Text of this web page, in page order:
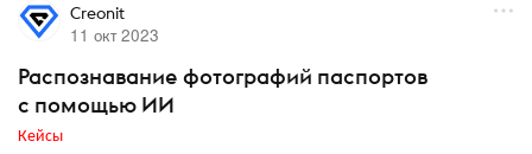
Creonit
11 окт 2023
Распознавание фотографий паспортов
с помощью ИИ
Кейсы